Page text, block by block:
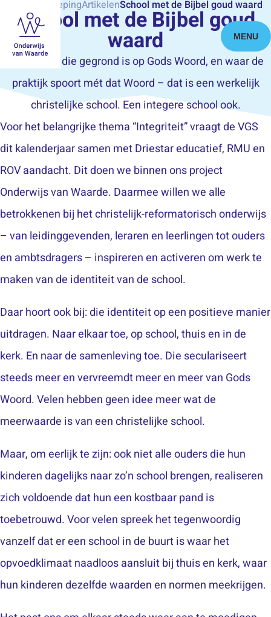
MENU
VerdiepingArtikelenSchool met de Bijbel goud waard
School met de Bijbel goud
waard
Een school die gegrond is op Gods Woord, en waar de
praktijk spoort mét dat Woord – dat is een werkelijk
christelijke school. Een integere school ook.
Voor het belangrijke thema “Integriteit” vraagt de VGS
dit kalenderjaar samen met Driestar educatief, RMU en
ROV aandacht. Dit doen we binnen ons project
Onderwijs van Waarde. Daarmee willen we alle
betrokkenen bij het christelijk-reformatorisch onderwijs
– van leidinggevenden, leraren en leerlingen tot ouders
en ambtsdragers – inspireren en activeren om werk te
maken van de identiteit van de school.
Daar hoort ook bij: die identiteit op een positieve manier
uitdragen. Naar elkaar toe, op school, thuis en in de
kerk. En naar de samenleving toe. Die seculariseert
steeds meer en vervreemdt meer en meer van Gods
Woord. Velen hebben geen idee meer wat de
meerwaarde is van een christelijke school.
Maar, om eerlijk te zijn: ook niet alle ouders die hun
kinderen dagelijks naar zo’n school brengen, realiseren
zich voldoende dat hun een kostbaar pand is
toebetrouwd. Voor velen spreek het tegenwoordig
vanzelf dat er een school in de buurt is waar het
opvoedklimaat naadloos aansluit bij thuis en kerk, waar
hun kinderen dezelfde waarden en normen meekrijgen.